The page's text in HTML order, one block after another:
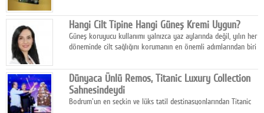
aksiyonu ve karanlık fantastik atmosferi bir araya getirmeyi
sürdürüyor.
Hangi Cilt Tipine Hangi Güneş Kremi Uygun?
Güneş koruyucu kullanımı yalnızca yaz aylarında değil, yılın her
döneminde cilt sağlığını korumanın en önemli adımlarından biri
Dünyaca Ünlü Remos, Titanic Luxury Collection
Sahnesindeydi
Bodrum'un en seçkin ve lüks tatil destinasyonlarından Titanic